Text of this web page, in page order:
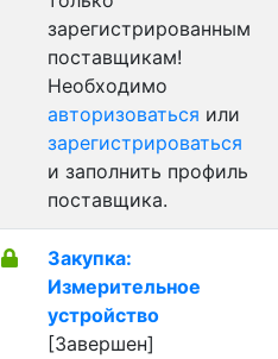
зарегистрированным
поставщикам!
Необходимо
авторизоваться или
зарегистрироваться
и заполнить профиль
поставщика.
Закупка:
Измерительное
устройство
[Завершен]